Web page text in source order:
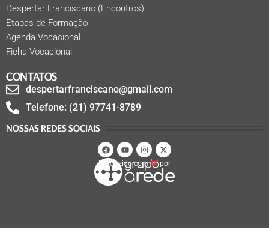
Despertar Franciscano (Encontros)
Etapas de Formação
Agenda Vocacional
Ficha Vocacional
CONTATOS
despertarfranciscano@gmail.com
Telefone: (21) 97741-8789
NOSSAS REDES SOCIAIS
Produzido com por